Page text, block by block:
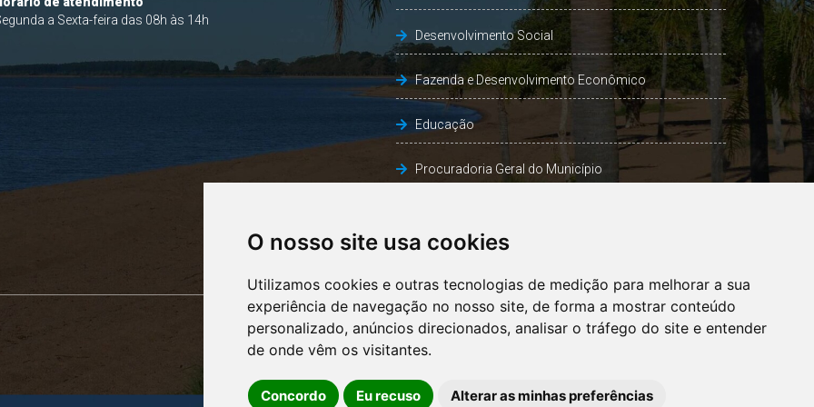
O nosso site usa cookies
Utilizamos cookies e outras tecnologias de medição para melhorar a sua
experiência de navegação no nosso site, de forma a mostrar conteúdo
personalizado, anúncios direcionados, analisar o tráfego do site e entender
de onde vêm os visitantes.
Concordo Eu recuso Alterar as minhas preferências
a Sexta-feira das 08h às 14h
Desenvolvimento Social
Fazenda e Desenvolvimento Econômico
Educação
Procuradoria Geral do Município
OUVIDORIA